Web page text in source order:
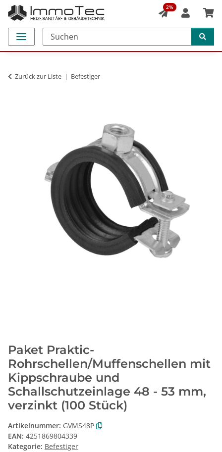
2%
Zurück zur Liste Befestiger
Paket Praktic-
Rohrschellen/Muffenschellen mit
Kippschraube und
Schallschutzeinlage 48 - 53 mm,
verzinkt (100 Stück)
Artikelnummer: GVMS48P
EAN: 4251869804339
Kategorie: Befestiger